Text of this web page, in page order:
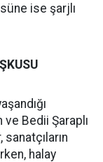
ise şarjlı
Bedii Şaraplı
halay